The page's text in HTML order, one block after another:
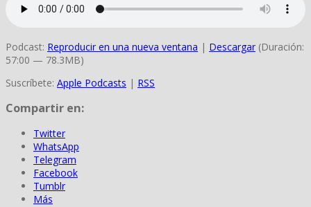
Podcast: Reproducir en una nueva ventana | Descargar (Duración:
57:00 — 78.3MB)
Suscríbete: Apple Podcasts | RSS
Compartir en:
Twitter
WhatsApp
Telegram
Facebook
Tumblr
Más